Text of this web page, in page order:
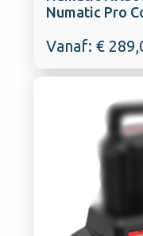
Numatic Pro
Vanaf: €